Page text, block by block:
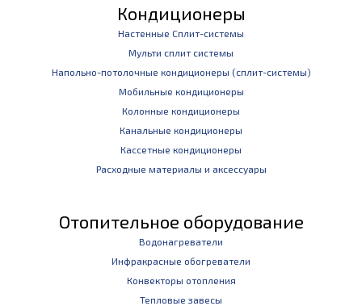
Кондиционеры
Настенные Сплит-системы
Мульти сплит системы
Напольно-потолочные кондиционеры (сплит-системы)
Мобильные кондиционеры
Колонные кондиционеры
Канальные кондиционеры
Кассетные кондиционеры
Расходные материалы и аксессуары
Отопительное оборудование
Водонагреватели
Инфракрасные обогреватели
Конвекторы отопления
Тепловые завесы